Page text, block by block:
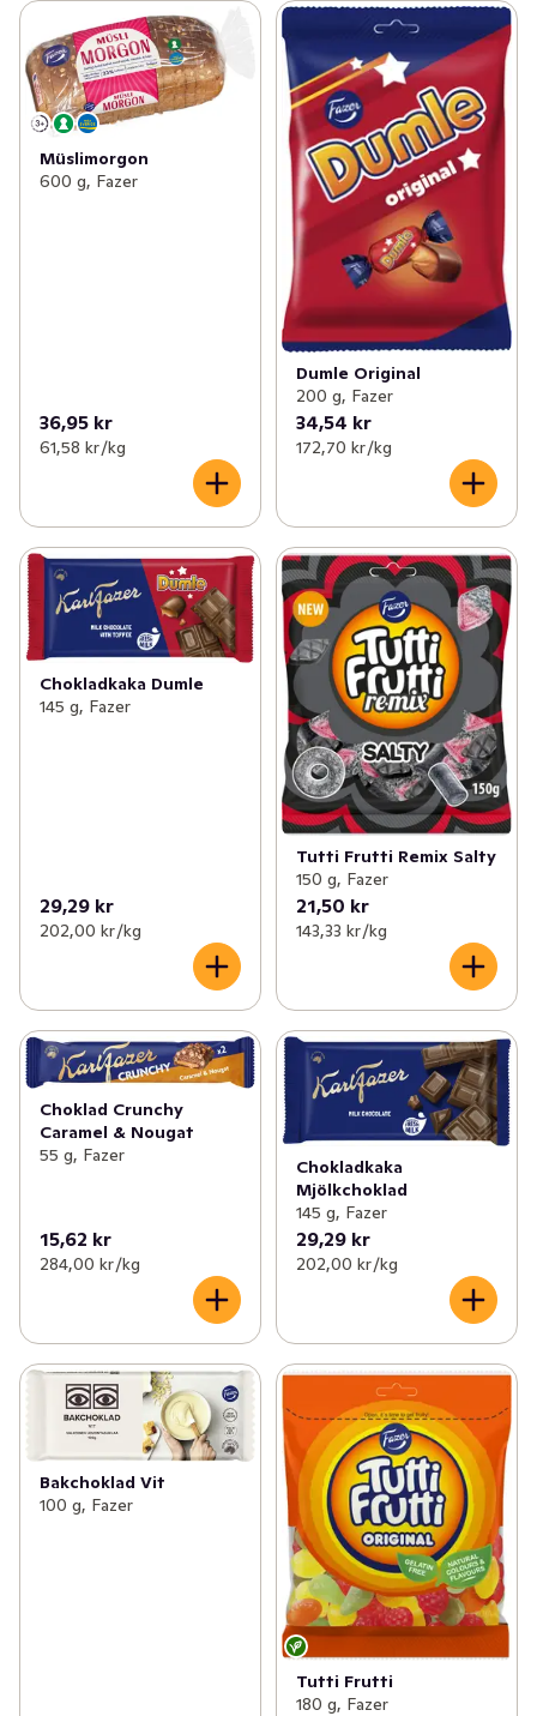
Müslimorgon
600 g, Fazer
36,95 kr
61,58 kr /kg
Dumle Original
200 g, Fazer
34,54 kr
172,70 kr /kg
Chokladkaka Dumle
145 g, Fazer
29,29 kr
202,00 kr /kg
Tutti Frutti Remix Salty
150 g, Fazer
21,50 kr
143,33 kr /kg
Choklad Crunchy
Caramel & Nougat
55 g, Fazer
15,62 kr
284,00 kr /kg
Chokladkaka
Mjölkchoklad
145 g, Fazer
29,29 kr
202,00 kr /kg
Bakchoklad Vit
100 g, Fazer
Tutti Frutti
180 g, Fazer